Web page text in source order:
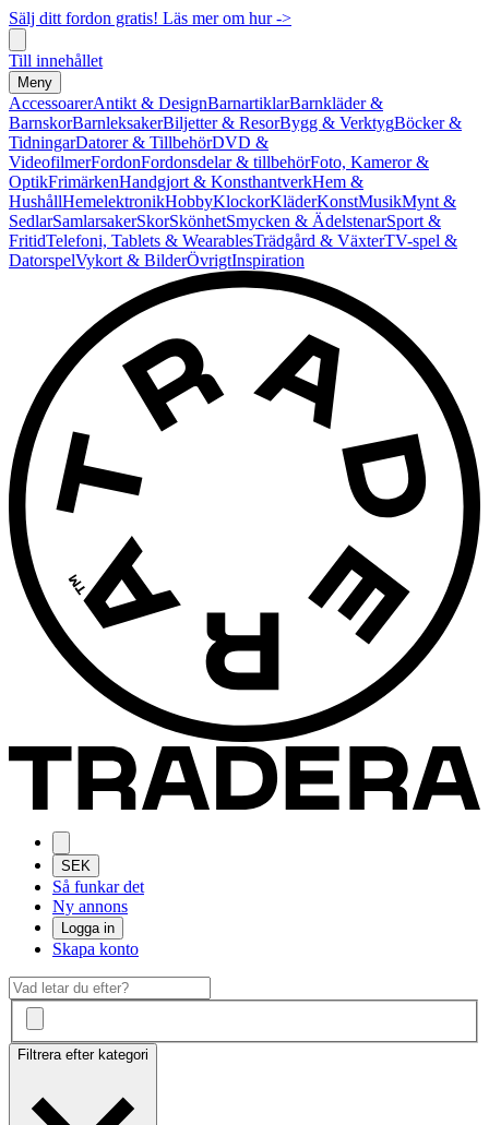
Sälj ditt fordon gratis! Läs mer om hur ->
Till innehållet
Meny
AccessoarerAntikt & DesignBarnartiklarBarnkläder &
BarnskorBarnleksakerBiljetter & ResorBygg & VerktygBöcker &
TidningarDatorer & TillbehörDVD &
VideofilmerFordonFordonsdelar & tillbehörFoto, Kameror &
OptikFrimärkenHandgjort & KonsthantverkHem &
HushållHemelektronikHobbyKlockorKläderKonstMusikMynt &
SedlarSamlarsakerSkorSkönhetSmycken & ÄdelstenarSport &
FritidTelefoni, Tablets & WearablesTrädgård & VäxterTV-spel &
DatorspelVykort & BilderÖvrigtInspiration
SEK
Så funkar det
Ny annons
Logga in
Skapa konto
Filtrera efter kategori